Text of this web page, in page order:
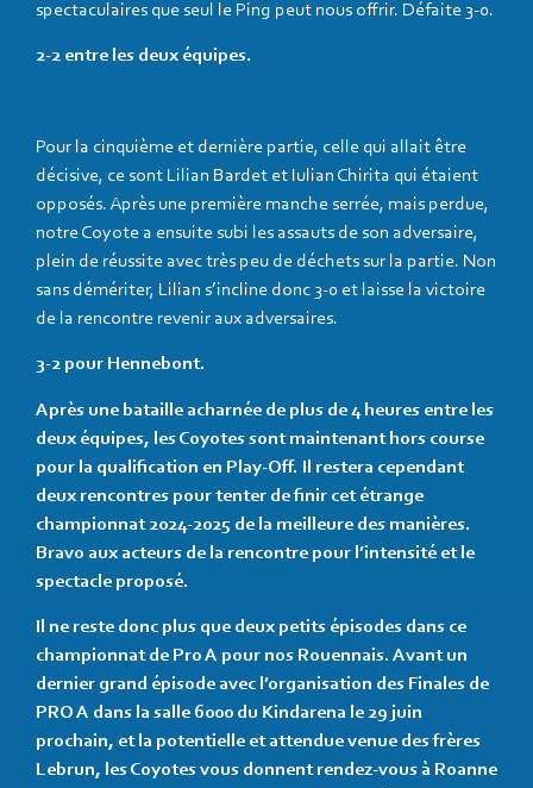
spectaculaires que seul le Ping peut nous offrir. Défaite 3-0.
2-2 entre les deux équipes.
Pour la cinquième et dernière partie, celle qui allait être
décisive, ce sont Lilian Bardet et Iulian Chirita qui étaient
opposés. Après une première manche serrée, mais perdue,
notre Coyote a ensuite subi les assauts de son adversaire,
plein de réussite avec très peu de déchets sur la partie. Non
sans démériter, Lilian s’incline donc 3-0 et laisse la victoire
de la rencontre revenir aux adversaires.
3-2 pour Hennebont.
Après une bataille acharnée de plus de 4 heures entre les
deux équipes, les Coyotes sont maintenant hors course
pour la qualification en Play-Off. Il restera cependant
deux rencontres pour tenter de finir cet étrange
championnat 2024-2025 de la meilleure des manières.
Bravo aux acteurs de la rencontre pour l’intensité et le
spectacle proposé.
Il ne reste donc plus que deux petits épisodes dans ce
championnat de Pro A pour nos Rouennais. Avant un
dernier grand épisode avec l’organisation des Finales de
PRO A dans la salle 6000 du Kindarena le 29 juin
prochain, et la potentielle et attendue venue des frères
Lebrun, les Coyotes vous donnent rendez-vous à Roanne